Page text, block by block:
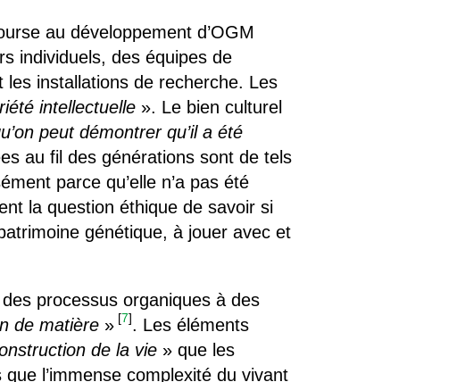
au développement d’OGM
individuels, des équipes de
installations de recherche. Les
intellectuelle ». Le bien culturel
peut démontrer qu’il a été
au fil des générations sont de tels
parce qu’elle n’a pas été
la question éthique de savoir si
génétique, à jouer avec et
processus organiques à des
de matière » [7]. Les éléments
de la vie » que les
l’immense complexité du vivant